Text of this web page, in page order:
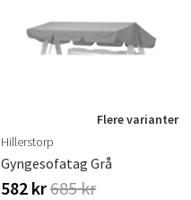
Flere varianter
Hillerstorp
Gyngesofatag Grå
582 kr685 kr